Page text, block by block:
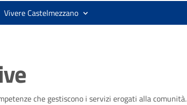
Vivere Castelmezzano
che gestiscono i servizi erogati alla comunità.